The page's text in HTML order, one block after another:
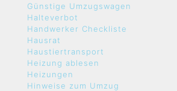
Günstige Umzugswagen
Halteverbot
Handwerker Checkliste
Hausrat
Haustiertransport
Heizung ablesen
Heizungen
Hinweise zum Umzug